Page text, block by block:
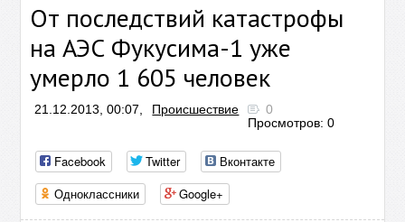
От последствий катастрофы
на АЭС Фукусима-1 уже
умерло 1 605 человек
21.12.2013, 00:07, Происшествие
0
Просмотров: 0
Facebook Twitter
Вконтакте
Одноклассники
Google+